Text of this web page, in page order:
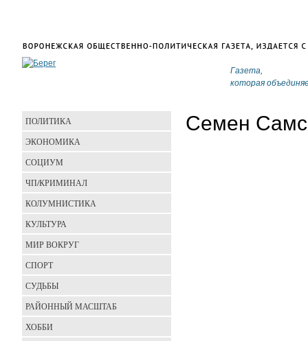
Газета,
которая
Семен
ПОЛИТИКА
ЭКОНОМИКА
СОЦИУМ
ЧП/КРИМИНАЛ
КОЛУМНИСТИКА
КУЛЬТУРА
МИР ВОКРУГ
СПОРТ
СУДЬБЫ
РАЙОННЫЙ МАСШТАБ
ХОББИ